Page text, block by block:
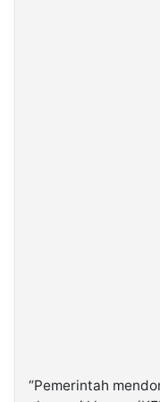
“Pemerintah